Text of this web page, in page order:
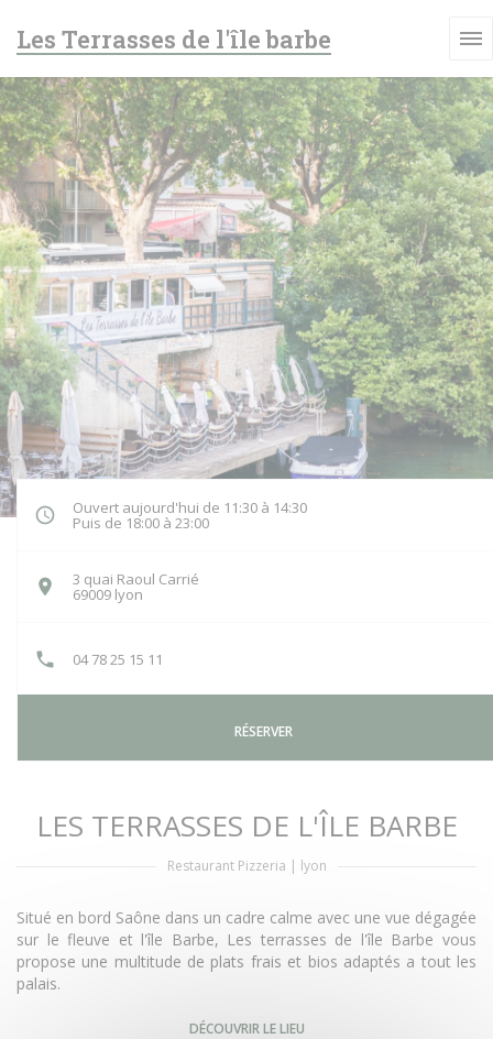
Les Terrasses de l'île barbe
Ouvert aujourd'hui de 11:30 à 14:30
Puis de 18:00 à 23:00
3 quai Raoul Carrié
69009 lyon
04 78 25 15 11
RÉSERVER
LES TERRASSES DE L'ÎLE BARBE
Restaurant Pizzeria | lyon
Situé en bord Saône dans un cadre calme avec une vue dégagée
sur le fleuve et l'île Barbe, Les terrasses de l'île Barbe vous
propose une multitude de plats frais et bios adaptés a tout les
palais.
DÉCOUVRIR LE LIEU